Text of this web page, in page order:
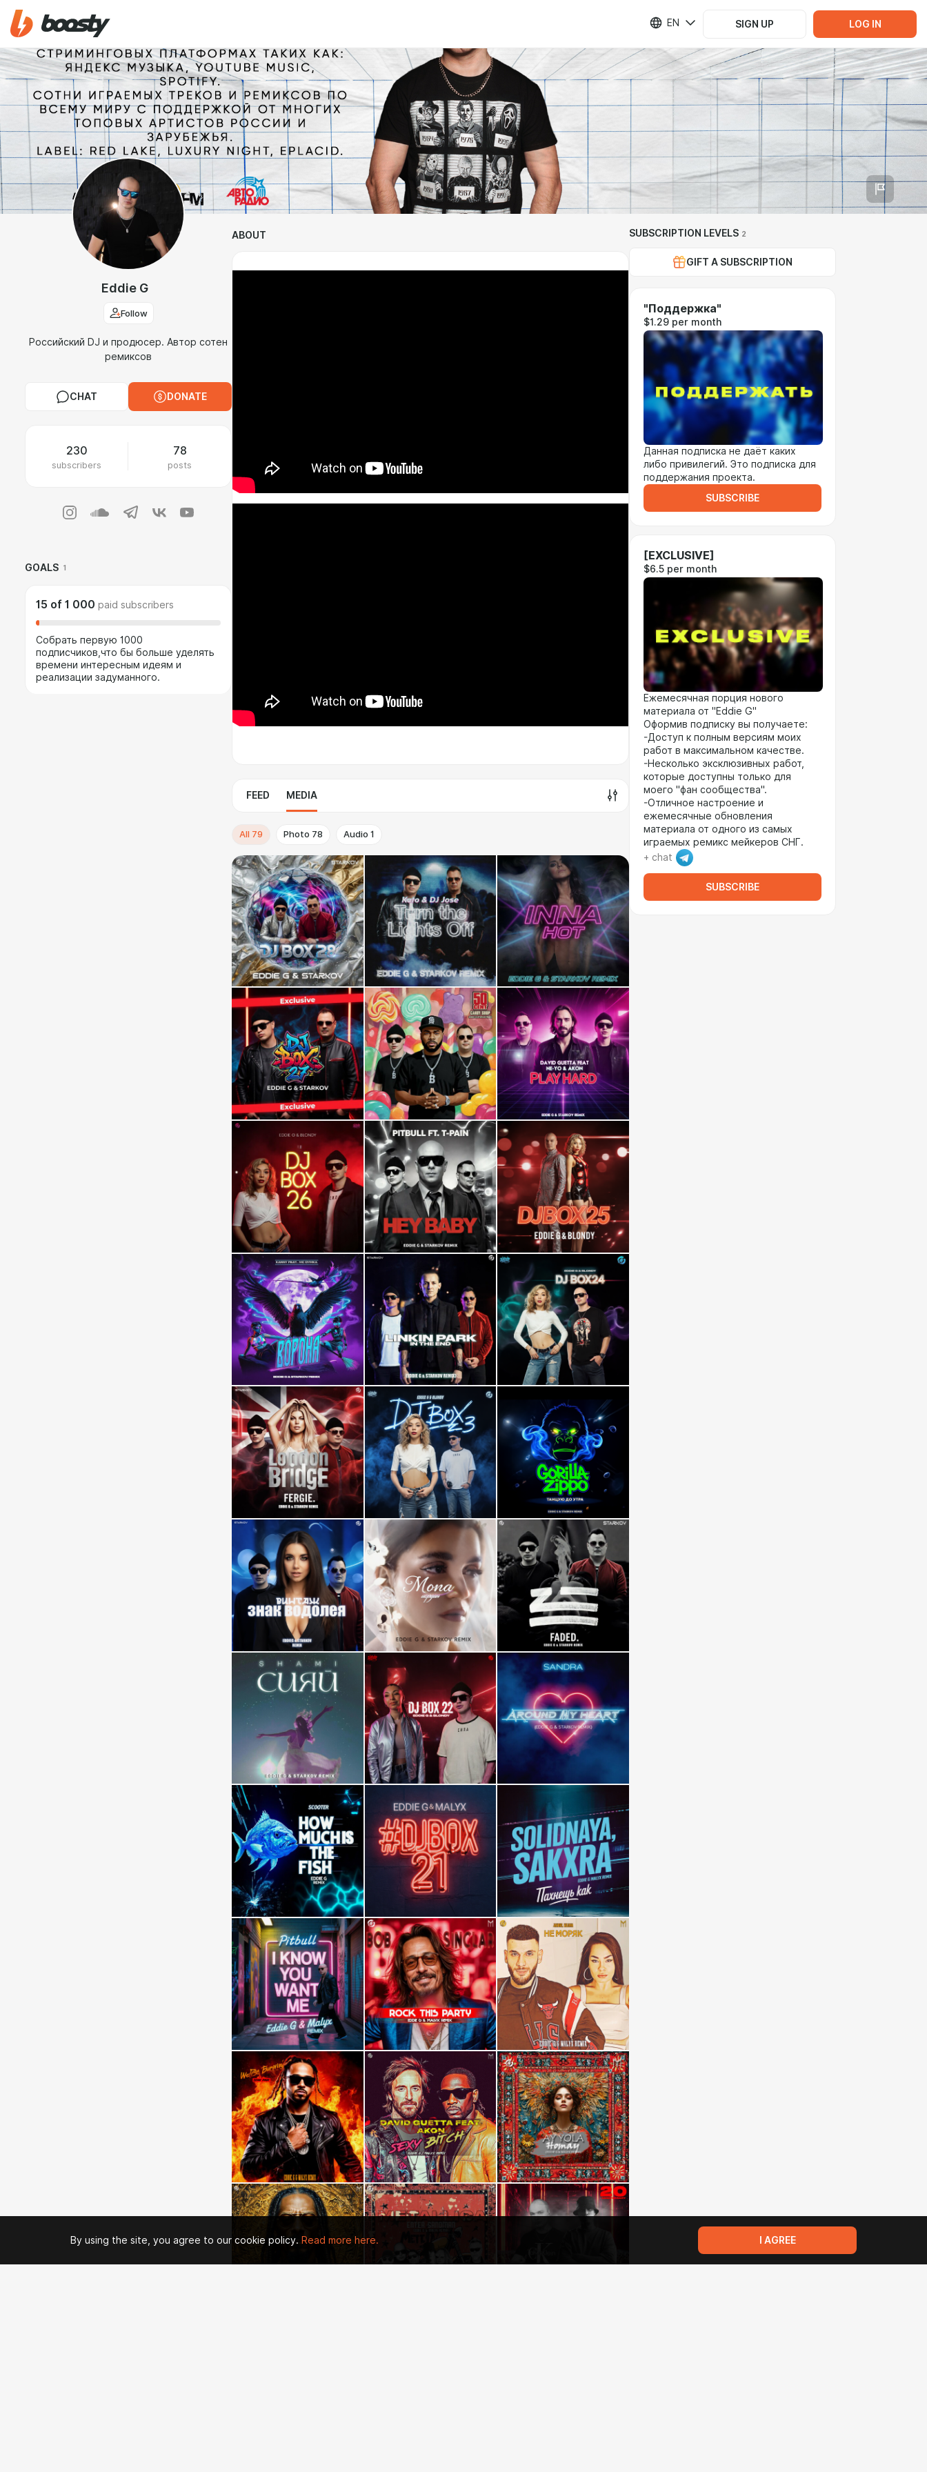
EN SIGN UP LOG IN
Eddie G
Follow
Российский DJ и продюсер. Автор сотен
ремиксов
CHAT DONATE
230
subscribers
78
posts
GOALS 1
15 of 1 000 paid subscribers
Собрать первую 1000
подписчиков,что бы больше уделять
времени интересным идеям и
реализации задуманного.
ABOUT
FEED MEDIA
All 79 Photo 78 Audio 1
SUBSCRIPTION LEVELS 2
GIFT A SUBSCRIPTION
"Поддержка"
$1.29 per month
Данная подписка не даёт каких
либо привилегий. Это подписка для
поддержания проекта.
SUBSCRIBE
[EXCLUSIVE]
$6.5 per month
Ежемесячная порция нового
материала от "Eddie G"
Оформив подписку вы получаете:
-Доступ к полным версиям моих
работ в максимальном качестве.
-Несколько эксклюзивных работ,
которые доступны только для
моего "фан сообщества".
-Отличное настроение и
ежемесячные обновления
материала от одного из самых
играемых ремикс мейкеров СНГ.
+ chat
SUBSCRIBE
By using the site, you agree to our cookie policy. Read more here. I AGREE